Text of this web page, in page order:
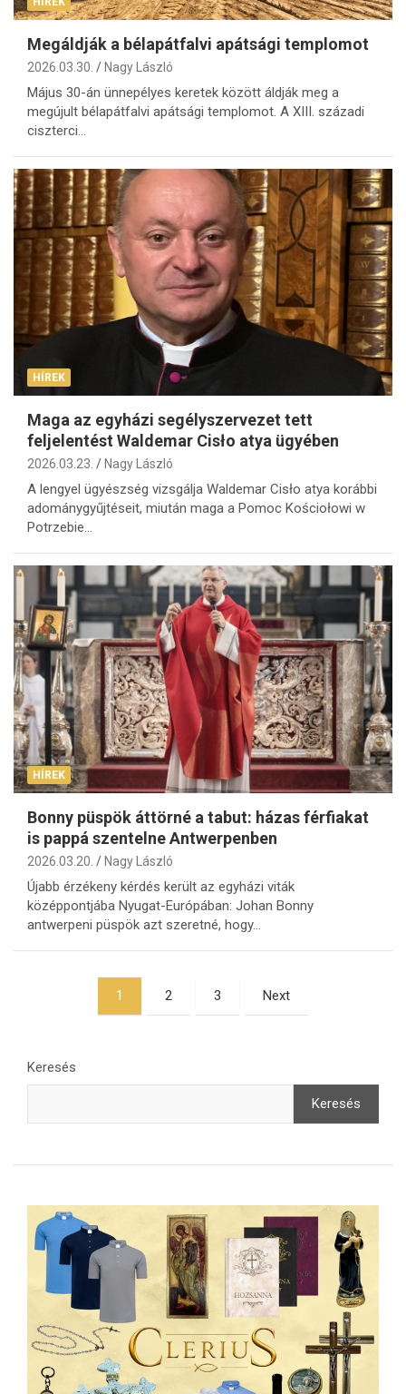
Megáldják a bélapátfalvi apátsági templomot
2026.03.30. Nagy László
Május 30-án ünnepélyes keretek között áldják meg a
megújult bélapátfalvi apátsági templomot. A XIII. századi
ciszterci…
HÍREK
Maga az egyházi segélyszervezet tett
feljelentést Waldemar Cisło atya ügyében
2026.03.23. Nagy László
A lengyel ügyészség vizsgálja Waldemar Cisło atya korábbi
adománygyűjtéseit, miután maga a Pomoc Kościołowi w
Potrzebie…
HÍREK
Bonny püspök áttörné a tabut: házas férfiakat
is pappá szentelne Antwerpenben
2026.03.20. Nagy László
Újabb érzékeny kérdés került az egyházi viták
középpontjába Nyugat-Európában: Johan Bonny
antwerpeni püspök azt szeretné, hogy…
Bejegyzések
lapozása
1 2 3 Next
Keresés
Keresés